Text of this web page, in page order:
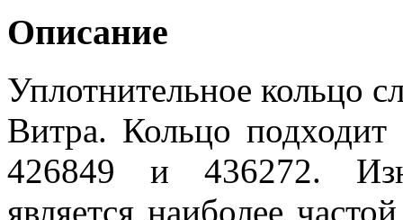
Описание
Уплотнительное кольцо
Витра. Кольцо
426849 и 436272.
является наиболее